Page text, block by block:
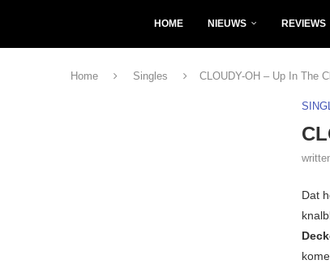
HOME NIEUWS REVIEWS
Home Singles CLOUDY-OH – Up In The
Dat